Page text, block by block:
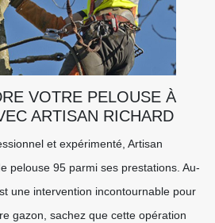
VOTRE PELOUSE À
ARTISAN RICHARD
et expérimenté, Artisan
pelouse 95 parmi ses prestations. Au-
une intervention incontournable pour
gazon, sachez que cette opération